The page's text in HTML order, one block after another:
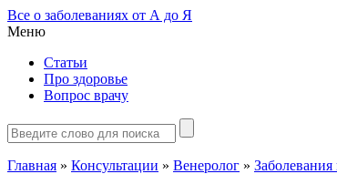
Все о заболеваниях от А до Я
Меню
Статьи
Про здоровье
Вопрос врачу
Главная » Консультации » Венеролог »